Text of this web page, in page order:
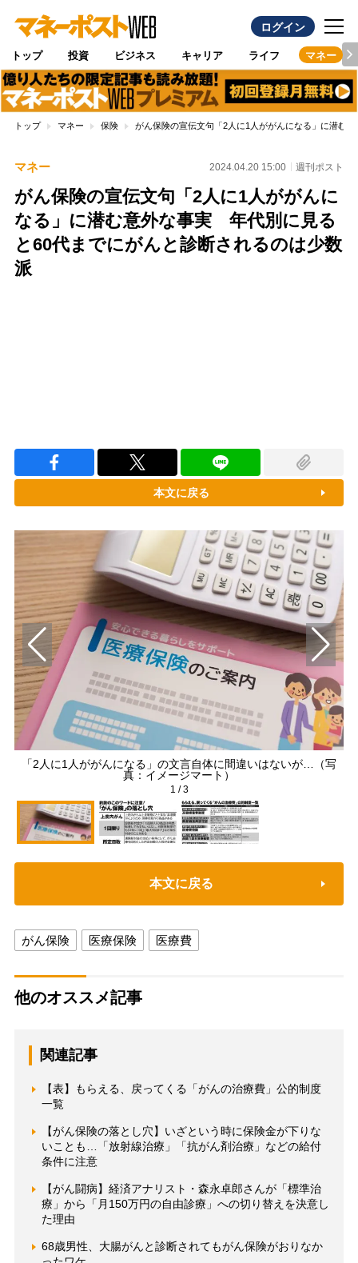
ログイン
トップ 投資 ビジネス キャリア ライフ マネー
トップ マネー 保険 がん保険の宣伝文句「2人に1人ががんになる」に潜む
マネー 2024.04.20 15:00 週刊ポスト
がん保険の宣伝文句「2人に1人ががんに
なる」に潜む意外な事実 年代別に見る
と60代までにがんと診断されるのは少数
派
本文に戻る
「2人に1人ががんになる」の文言自体に間違いはないが…（写
真：イメージマート）
1 /3
本文に戻る
がん保険 医療保険 医療費
他のオススメ記事
関連記事
【表】もらえる、戻ってくる「がんの治療費」公的制度
一覧
【がん保険の落とし穴】いざという時に保険金が下りな
いことも…「放射線治療」「抗がん剤治療」などの給付
条件に注意
【がん闘病】経済アナリスト・森永卓郎さんが「標準治
療」から「月150万円の自由診療」への切り替えを決意し
た理由
68歳男性、大腸がんと診断されてもがん保険がおりなか